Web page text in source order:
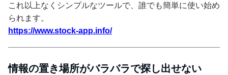
これ以上なくシンプルなツールで、誰でも簡単に使い始め
られます。
https://www.stock-app.info/
情報の置き場所がバラバラで探し出せない